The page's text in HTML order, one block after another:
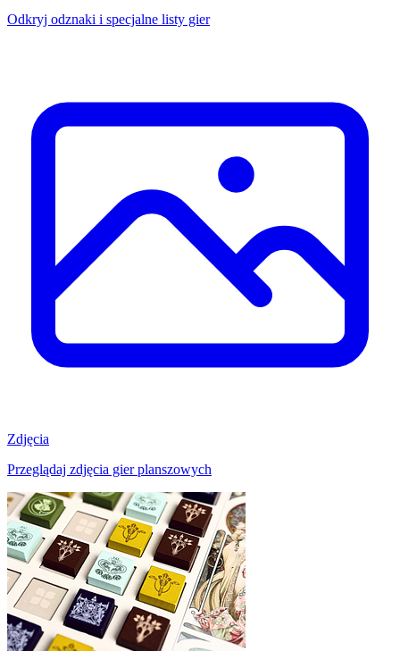
Odkryj odznaki i specjalne listy gier
Zdjęcia
Przeglądaj zdjęcia gier planszowych